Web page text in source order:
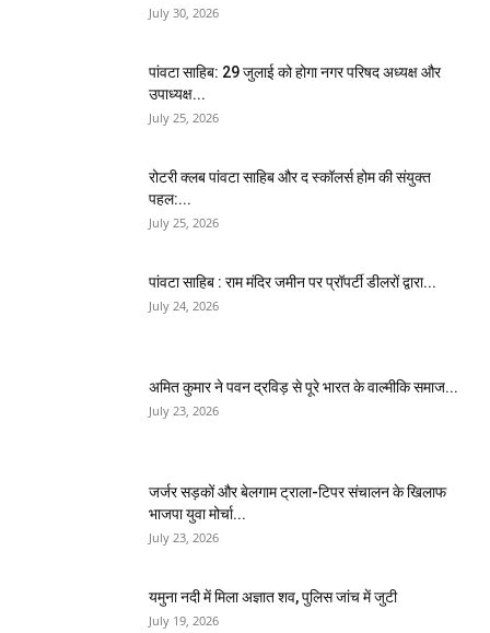
July 30, 2026
पांवटा साहिब: 29 जुलाई को होगा नगर परिषद अध्यक्ष और
उपाध्यक्ष...
July 25, 2026
​रोटरी क्लब पांवटा साहिब और द स्कॉलर्स होम की संयुक्त
पहल:...
July 25, 2026
पांवटा साहिब : राम मंदिर जमीन पर प्रॉपर्टी डीलरों द्वारा...
July 24, 2026
अमित कुमार ने पवन द्रविड़ से पूरे भारत के वाल्मीकि समाज...
July 23, 2026
जर्जर सड़कों और बेलगाम ट्राला-टिपर संचालन के खिलाफ
भाजपा युवा मोर्चा...
July 23, 2026
यमुना नदी में मिला अज्ञात शव, पुलिस जांच में जुटी
July 19, 2026